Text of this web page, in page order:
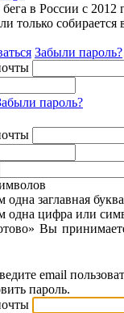
в России с 2012
только
Забыли пароль?
пароль?
заглавная буква
одна цифра или
Вы
email
пароль.